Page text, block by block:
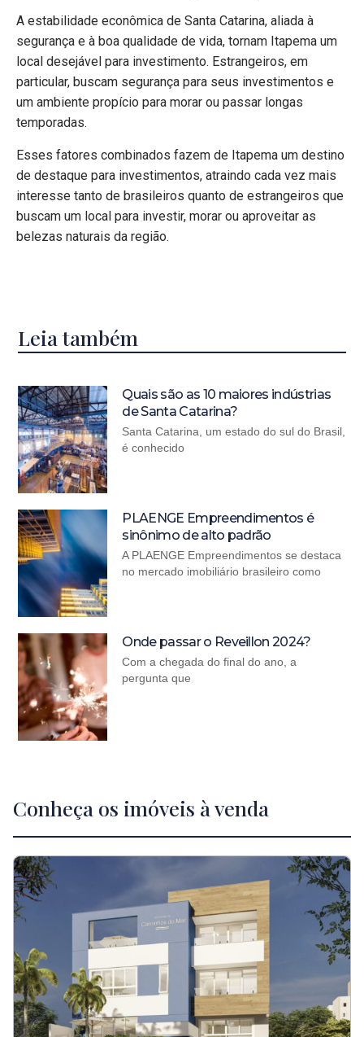
A estabilidade econômica de Santa Catarina, aliada à
segurança e à boa qualidade de vida, tornam Itapema um
local desejável para investimento. Estrangeiros, em
particular, buscam segurança para seus investimentos e
um ambiente propício para morar ou passar longas
temporadas.
Esses fatores combinados fazem de Itapema um destino
de destaque para investimentos, atraindo cada vez mais
interesse tanto de brasileiros quanto de estrangeiros que
buscam um local para investir, morar ou aproveitar as
belezas naturais da região.
Leia também
Quais são as 10 maiores indústrias
de Santa Catarina?
Santa Catarina, um estado do sul do Brasil,
é conhecido
PLAENGE Empreendimentos é
sinônimo de alto padrão
A PLAENGE Empreendimentos se destaca
no mercado imobiliário brasileiro como
Onde passar o Reveillon 2024?
Com a chegada do final do ano, a
pergunta que
Conheça os imóveis à venda